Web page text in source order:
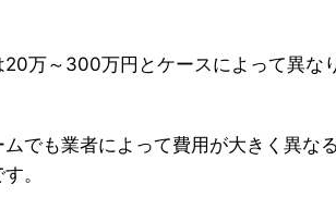
万～300万円とケースによって異な
でも業者によって費用が大きく異な
。